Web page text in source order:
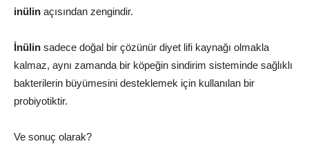
inülin açısından zengindir.
İnülin sadece doğal bir çözünür diyet lifi kaynağı olmakla
kalmaz, aynı zamanda bir köpeğin sindirim sisteminde sağlıklı
bakterilerin büyümesini desteklemek için kullanılan bir
probiyotiktir.
Ve sonuç olarak?